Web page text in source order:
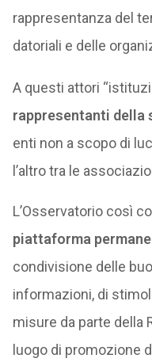
rappresentanza del
datoriali e delle
A questi attori
rappresentanti della
enti non a scopo di
l’altro tra le
L’Osservatorio così
piattaforma
condivisione delle
informazioni, di
misure da parte della
luogo di promozione